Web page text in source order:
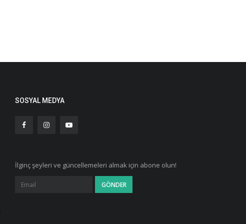
SOSYAL MEDYA
İlginç şeyleri ve güncellemeleri almak için abone olun!